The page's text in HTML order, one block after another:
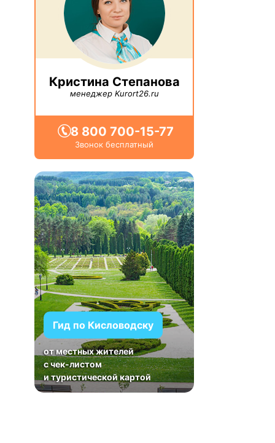
Кристина Степанова
менеджер Kurort26.ru
8 800 700-15-77
Звонок бесплатный
Гид по Кисловодску
от местных жителей
с чек-листом
и туристической картой